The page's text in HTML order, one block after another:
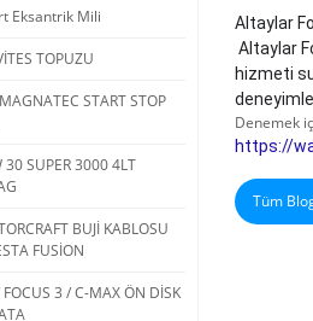
Eksantrik Mili
TOPUZU
START STOP
30 SUPER 3000 4LT
BUJİ KABLOSU
FUSİON
FOCUS 3 / C-MAX ÖN DİSK
Altaylar
hizmeti
Denemek
https://
Tüm